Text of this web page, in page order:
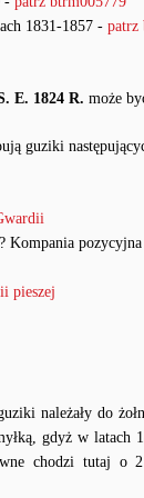
1831-1857 - patrz
E. 1824 R. może
guziki
Kompania
pieszej
należały do
gdyż w
chodzi tutaj